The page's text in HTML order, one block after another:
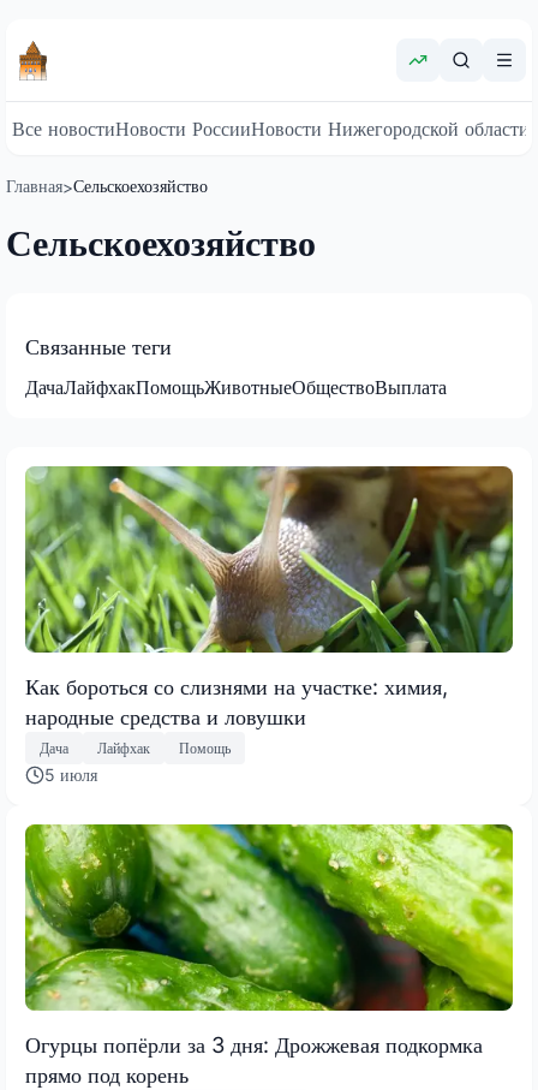
Все новостиНовости РоссииНовости Нижегородской области
Главная>Сельскоехозяйство
Сельскоехозяйство
Связанные теги
ДачаЛайфхакПомощьЖивотныеОбществоВыплата
Как бороться со слизнями на участке: химия,
народные средства и ловушки
Дача Лайфхак Помощь
5 июля
Огурцы попёрли за 3 дня: Дрожжевая подкормка
прямо под корень